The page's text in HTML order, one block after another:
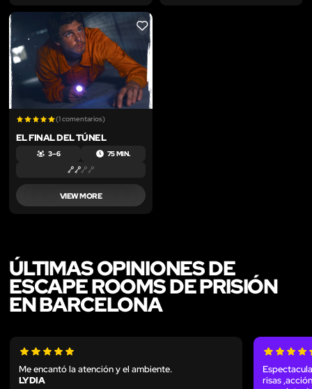
LIKE
(1 comentarios)
EL FINAL DEL TÚNEL
3 – 6 75 MIN.
VIEW MORE
ÚLTIMAS OPINIONES DE
ESCAPE ROOMS DE PRISIÓN
EN BARCELONA
Me encantó la atención y el ambiente.
LYDIA
risas